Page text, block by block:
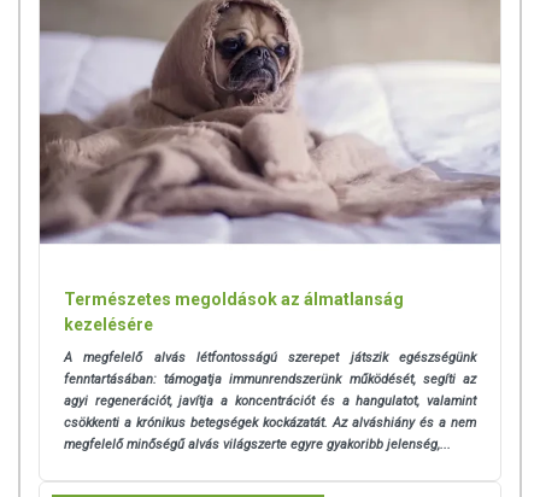
Természetes megoldások az álmatlanság
kezelésére
A megfelelő alvás létfontosságú szerepet játszik egészségünk
fenntartásában: támogatja immunrendszerünk működését, segíti az
agyi regenerációt, javítja a koncentrációt és a hangulatot, valamint
csökkenti a krónikus betegségek kockázatát. Az alváshiány és a nem
megfelelő minőségű alvás világszerte egyre gyakoribb jelenség,...